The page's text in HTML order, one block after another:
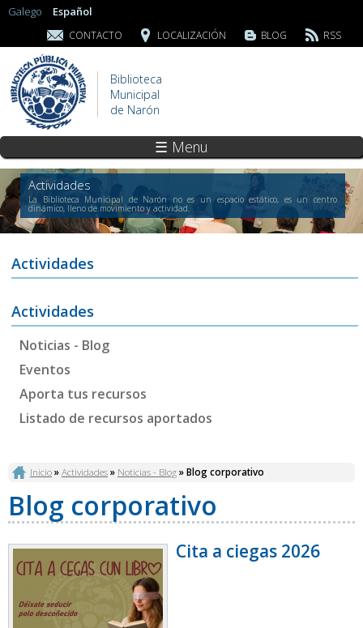
Galego Español
CONTACTO LOCALIZACIÓN BLOG RSS
Biblioteca
Municipal
de Narón
☰ Menu
Actividades
La Biblioteca Municipal de Narón no es un espacio estático, es un centro
dinámico, lleno de movimiento y actividad.
Actividades
Actividades
Noticias - Blog
Eventos
Aporta tus recursos
Listado de recursos aportados
Se encuentra usted aquí
Inicio»Actividades» Noticias - Blog» Blog corporativo
Blog corporativo
Cita a ciegas 2026